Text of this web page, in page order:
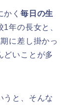
く 毎日の生
年の長女と、
に差し掛かっ
どいことが多
うと、そんな